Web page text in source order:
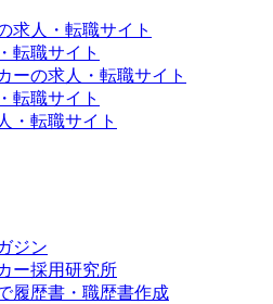
求人・転職サイト
転職サイト
ーの求人・転職サイト
転職サイト
・転職サイト
ジン
ー採用研究所
履歴書・職歴書作成